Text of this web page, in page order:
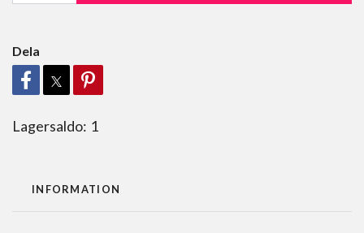
Dela
Lagersaldo: 1
INFORMATION